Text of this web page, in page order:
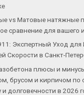
vs Матовые натяжные
сравнение для вашего
Экспертный Уход для
Скорости в Санкт-
плюсы и
брусом и кирпичом по
долговечности в 2026